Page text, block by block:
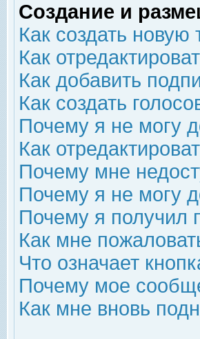
Создание и
Как создать новую
Как
Как добавить
Как создать
Почему я не могу
Как
Почему мне
Почему я не могу
Почему я получил
Как мне
Что означает
Почему мое
Как мне вновь